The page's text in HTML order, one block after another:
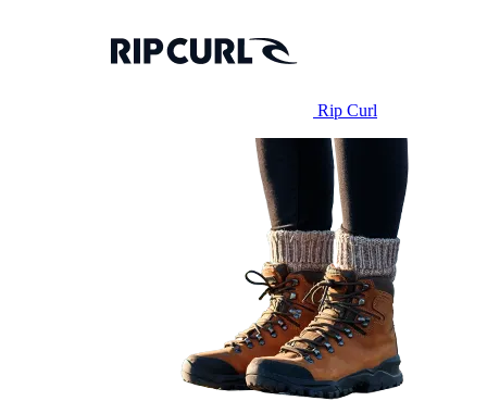
Rip Curl